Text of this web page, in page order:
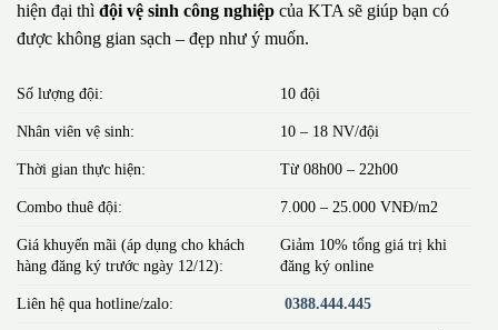
hiện đại thì đội vệ sinh công nghiệp của KTA sẽ giúp bạn có
được không gian sạch – đẹp như ý muốn.
Số lượng đội: 10 đội
Nhân viên vệ sinh: 10 – 18 NV/đội
Thời gian thực hiện: Từ 08h00 – 22h00
Combo thuê đội: 7.000 – 25.000 VNĐ/m2
Giá khuyến mãi (áp dụng cho khách
hàng đăng ký trước ngày 12/12):
Giảm 10% tổng giá trị khi
đăng ký online
Liên hệ qua hotline/zalo: 0388.444.445